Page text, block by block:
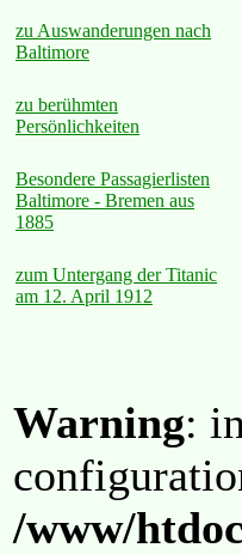
zu Auswanderungen nach
Baltimore
zu berühmten
Persönlichkeiten
Besondere Passagierlisten
Baltimore - Bremen aus
1885
zum Untergang der Titanic
am 12. April 1912
Warning:
/www/